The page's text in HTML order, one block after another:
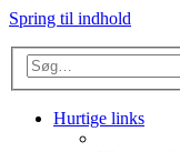
Spring til indhold
Hurtige links